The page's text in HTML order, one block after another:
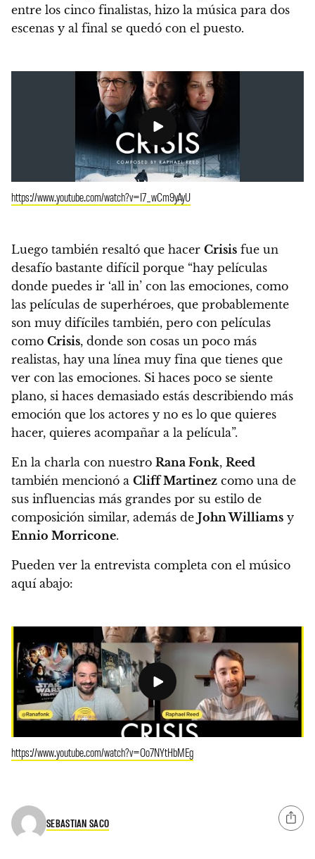
entre los cinco finalistas, hizo la música para dos
escenas y al final se quedó con el puesto.
https://www.youtube.com/watch?v=I7_wCm9yAyU
Luego también resaltó que hacer Crisis fue un
desafío bastante difícil porque “hay películas
donde puedes ir ‘all in’ con las emociones, como
las películas de superhéroes, que probablemente
son muy difíciles también, pero con películas
como Crisis, donde son cosas un poco más
realistas, hay una línea muy fina que tienes que
ver con las emociones. Si haces poco se siente
plano, si haces demasiado estás describiendo más
emoción que los actores y no es lo que quieres
hacer, quieres acompañar a la película”.
En la charla con nuestro Rana Fonk, Reed
también mencionó a Cliff Martinez como una de
sus influencias más grandes por su estilo de
composición similar, además de John Williams y
Ennio Morricone.
Pueden ver la entrevista completa con el músico
aquí abajo:
https://www.youtube.com/watch?v=Oo7NYtHbMEg
SEBASTIAN SACO